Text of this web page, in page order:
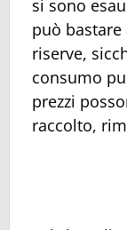
si sono
può
riserve,
consumo
prezzi
raccolto,